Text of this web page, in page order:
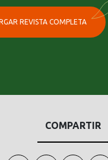
REVISTA COMPLETA
COMPARTIR